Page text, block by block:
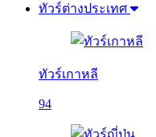
ทัวร์ต่างประเทศ
ทัวร์เกาหลี
94